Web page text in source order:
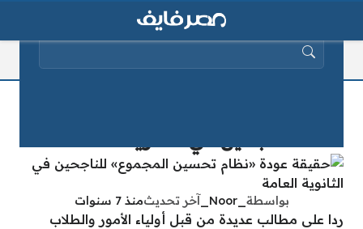
بواسطة _Noor_ آخر تحديثمنذ 7 سنوات
ردا على مطالب عديدة من قبل أولياء الأمور والطلاب
البحث عن: